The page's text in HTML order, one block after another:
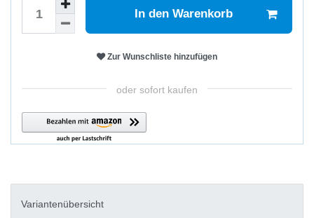
In den Warenkorb
Zur Wunschliste hinzufügen
oder sofort kaufen
Variantenübersicht